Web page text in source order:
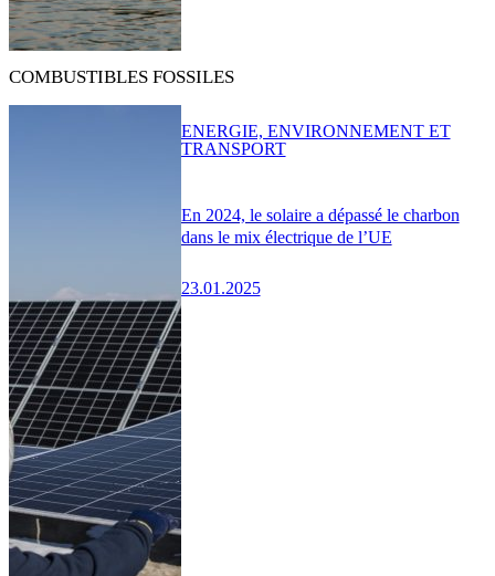
COMBUSTIBLES FOSSILES
En 2024, le solaire a dépassé le charbon
dans le mix électrique de l’UE
23.01.2025
ENERGIE, ENVIRONNEMENT ET
TRANSPORT